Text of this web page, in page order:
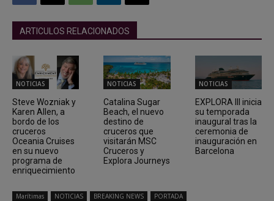
ARTICULOS RELACIONADOS
NOTICIAS
Steve Wozniak y
Karen Allen, a
bordo de los
cruceros
Oceania Cruises
en su nuevo
programa de
enriquecimiento
NOTICIAS
Catalina Sugar
Beach, el nuevo
destino de
cruceros que
visitarán MSC
Cruceros y
Explora Journeys
NOTICIAS
EXPLORA III inicia
su temporada
inaugural tras la
ceremonia de
inauguración en
Barcelona
Marítimas NOTICIAS BREAKING NEWS PORTADA